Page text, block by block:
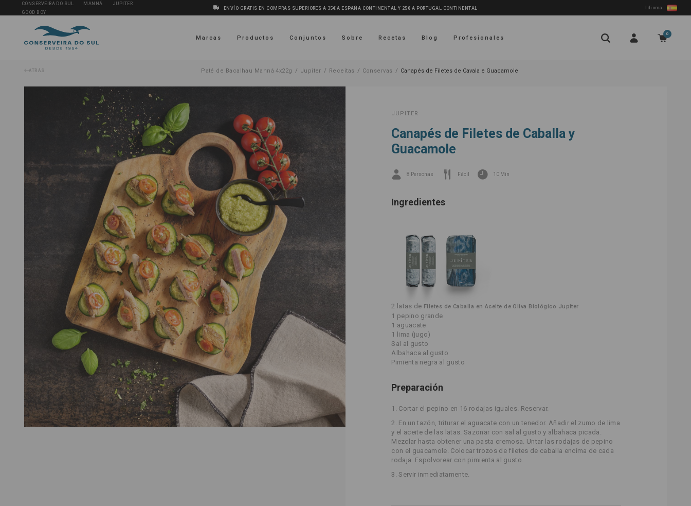
CONSERVEIRA DO SUL MANNÁ
JUPITER
GOOD BOY
ENVÍO GRATIS EN COMPRAS SUPERIORES A 35€ A ESPAÑA CONTINENTAL Y 25€ A PORTUGAL CONTINENTAL Idioma
Marcas Productos Conjuntos Sobre Recetas Blog Profesionales
0
ATRÁS Paté de Bacalhau Manná 4x22g / Jupiter / Receitas / Conservas / Canapés de Filetes de Cavala e Guacamole
JUPITER
Canapés de Filetes de Caballa y
Guacamole
8 Personas Fácil 10 Min
Ingredientes
2 latas de Filetes de Caballa en Aceite de Oliva Biológico Jupiter
1 pepino grande
1 aguacate
1 lima (jugo)
Sal al gusto
Albahaca al gusto
Pimienta negra al gusto
Preparación
1. Cortar el pepino en 16 rodajas iguales. Reservar.
2. En un tazón, triturar el aguacate con un tenedor. Añadir el zumo de lima
y el aceite de las latas. Sazonar con sal al gusto y albahaca picada.
Mezclar hasta obtener una pasta cremosa. Untar las rodajas de pepino
con el guacamole. Colocar trozos de filetes de caballa encima de cada
rodaja. Espolvorear con pimienta al gusto.
3. Servir inmediatamente.